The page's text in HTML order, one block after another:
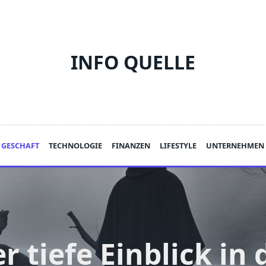
INFO QUELLE
GESCHAFT TECHNOLOGIE FINANZEN LIFESTYLE UNTERNEHMEN
tiefe Einblick in